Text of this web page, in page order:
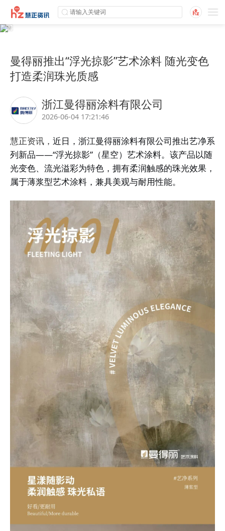
曼得丽推出“浮光掠影”艺术涂料 随光变色
打造柔润珠光质感
浙江曼得丽涂料有限公司
2026-06-04 17:21:46
慧正资讯， 近日， 浙江曼得丽涂料有限公司推出艺净系
列新品——“浮光掠影”（星空）艺术涂料。该产品以随
光变色、流光溢彩为特色，拥有柔润触感的珠光效果，
属于薄浆型艺术涂料，兼具美观与耐用性能。